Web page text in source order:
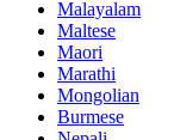
Malayalam
Maltese
Maori
Marathi
Mongolian
Burmese